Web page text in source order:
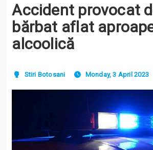
Accident provocat
bărbat aflat
alcoolică
Stiri Botosani Monday, 3 April 2023